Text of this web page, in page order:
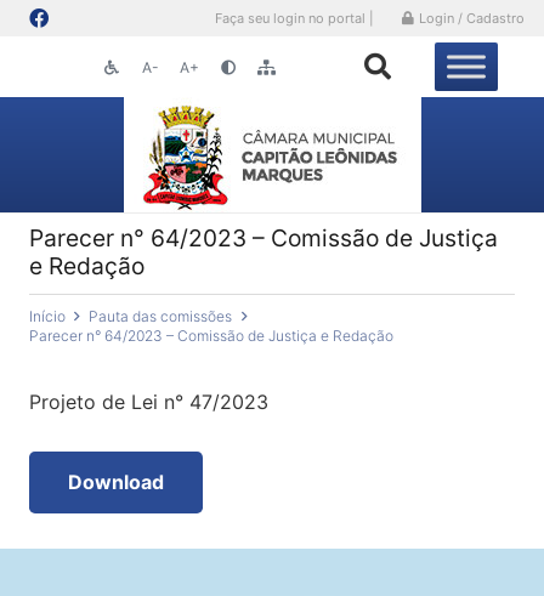
Faça seu login no portal | Login / Cadastro
A- A+
Parecer n° 64/2023 – Comissão de Justiça
e Redação
Início
Pauta das comissões
Parecer n° 64/2023 – Comissão de Justiça e Redação
Projeto de Lei n° 47/2023
Download